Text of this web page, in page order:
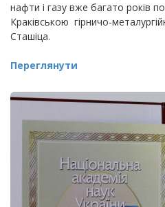
нафти і газу вже багато років
Краківською гірничо-
Сташіца.
Переглянути